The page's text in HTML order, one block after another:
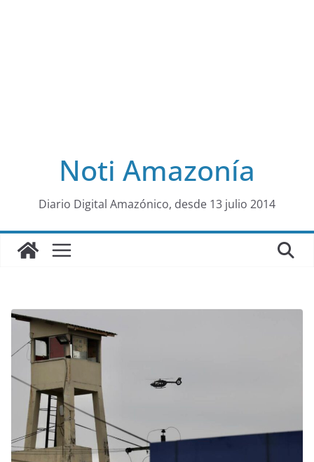
al
Noti Amazonía
Diario Digital Amazónico, desde 13 julio 2014